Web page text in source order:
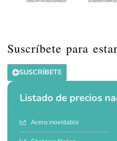
Suscríbete para
SUSCRÍBETE
Listado de precios
Acero inoxidable